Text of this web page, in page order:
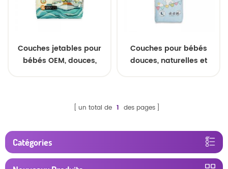
Couches jetables pour
bébés OEM, douces,
Couches pour bébés
douces, naturelles et
un total de 1 des pages
Catégories